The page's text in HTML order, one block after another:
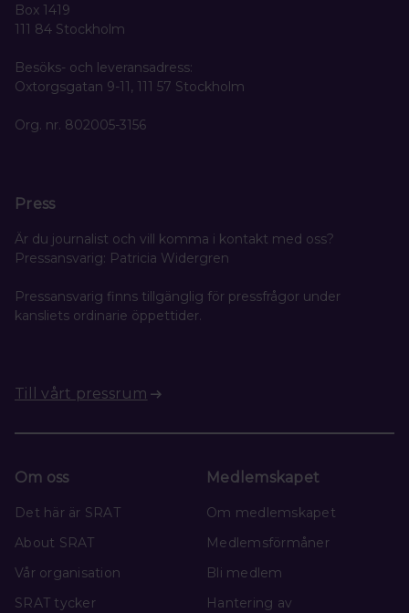
Box 1419
111 84 Stockholm
Besöks- och leveransadress:
Oxtorgsgatan 9-11, 111 57 Stockholm
Org. nr. 802005-3156
Press
Är du journalist och vill komma i kontakt med oss?
Pressansvarig: Patricia Widergren
Pressansvarig finns tillgänglig för pressfrågor under
kansliets ordinarie öppettider.
Till vårt pressrum
Om oss
Det här är SRAT
About SRAT
Vår organisation
SRAT tycker
Medlemskapet
Om medlemskapet
Medlemsförmåner
Bli medlem
Hantering av